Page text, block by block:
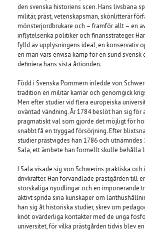
den svenska historiens scen. Hans livsbana
militär, präst, vetenskapsman, skönlitterär
mönsterjordbrukare och – framför allt – en
inflytelserika politiker och finansstrateger.
fylld av upplysningens ideal, en konservativ
en man vars envisa kamp för en sund
definiera hans sista årtionden.
Född i Svenska Pommern inledde von
tradition en militär karriär och genomgick
Men efter studier vid flera europeiska
oväntad vändning. År 1784 beslöt han sig för
pragmatiskt val som gjorde det möjligt för
snabbt få en tryggad försörjning. Efter
studier prästvigdes han 1786 och
Sala, ett ämbete han formellt skulle behålla
I Sala visade sig von Schwerins praktiska
drivkrafter. Han förvandlade prästgården till
storskaliga nyodlingar och en imponerande
aktivt sprida sina kunskaper om
han sig åt historiska studier, skrev om
knöt ovärderliga kontakter med de unga
universitet, för vilka prästgården tidvis blev